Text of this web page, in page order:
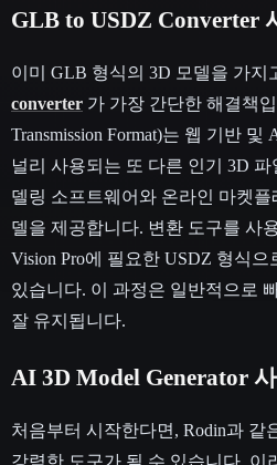
GLB to USDZ Converter
이미 GLB 형식의 3D 모델을 가지
converter 가 가장 간단한 해결책
Transmission Format)는 웹 기반
널리 사용되는 또 다른 인기 3D
델링 소프트웨어와 온라인 마켓
델을 제공합니다. 변환 도구를 사
Vision Pro에 필요한 USDZ 형식
있습니다. 이 과정은 일반적으로
잘 유지됩니다.
AI 3D Model Generator 사
처음부터 시작한다면, Rodin과 같
강력한 도구가 될 수 있습니다. 이